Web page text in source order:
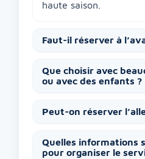
haute saison.
Faut-il réserver à
Que choisir avec
ou avec des enfants ?
Peut-on réserver
Quelles informations
pour organiser le